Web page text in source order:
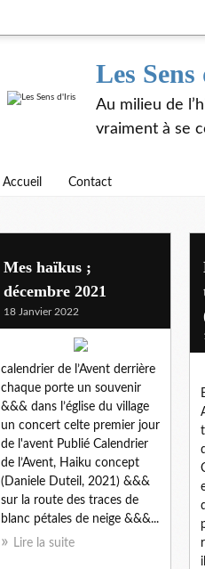
Les
Au milieu de
vraiment à se
Accueil Contact
Mes haïkus ;
décembre 2021
18 Janvier 2022
calendrier de l’Avent derrière
chaque porte un souvenir
&&& dans l’église du village
un concert celte premier jour
de l'avent Publié Calendrier
de l’Avent, Haiku concept
(Daniele Duteil, 2021) &&&
sur la route des traces de
blanc pétales de neige &&&...
Lire la suite